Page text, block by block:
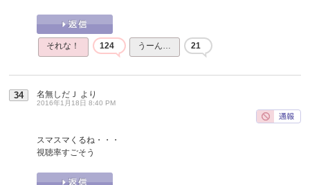
それな！ 124 うーん… 21
34 名無しだＪ より
2016年1月18日 8:40 PM
スマスマくるね・・・
視聴率すごそう